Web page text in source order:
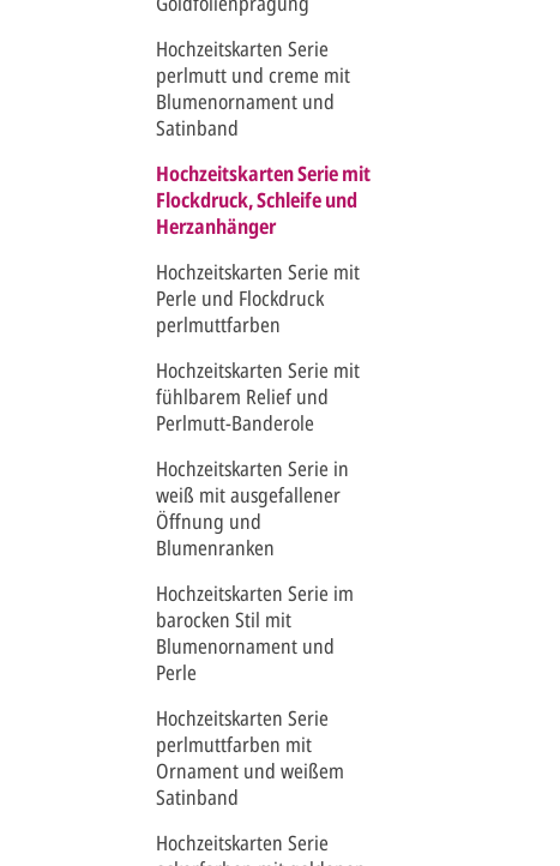
Hochzeitskarten Serie
perlmutt und creme mit
Blumenornament und
Satinband
Hochzeitskarten Serie mit
Flockdruck, Schleife und
Herzanhänger
Hochzeitskarten Serie mit
Perle und Flockdruck
perlmuttfarben
Hochzeitskarten Serie mit
fühlbarem Relief und
Perlmutt-Banderole
Hochzeitskarten Serie in
weiß mit ausgefallener
Öffnung und
Blumenranken
Hochzeitskarten Serie im
barocken Stil mit
Blumenornament und
Perle
Hochzeitskarten Serie
perlmuttfarben mit
Ornament und weißem
Satinband
Hochzeitskarten Serie